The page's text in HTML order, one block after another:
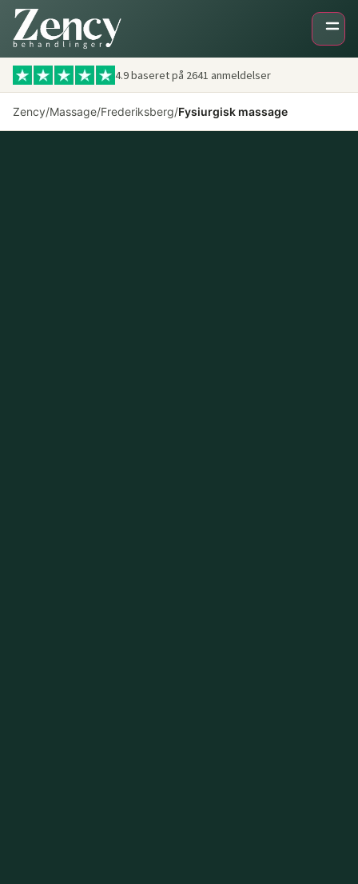
4.9 baseret på 2641 anmeldelser
Zency/Massage/Frederiksberg/Fysiurgisk massage